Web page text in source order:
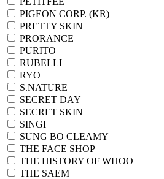
PIGEON CORP. (KR)
PRETTY SKIN
PRORANCE
PURITO
RUBELLI
RYO
S.NATURE
SECRET DAY
SECRET SKIN
SINGI
SUNG BO CLEAMY
THE FACE SHOP
THE HISTORY OF WHOO
THE SAEM